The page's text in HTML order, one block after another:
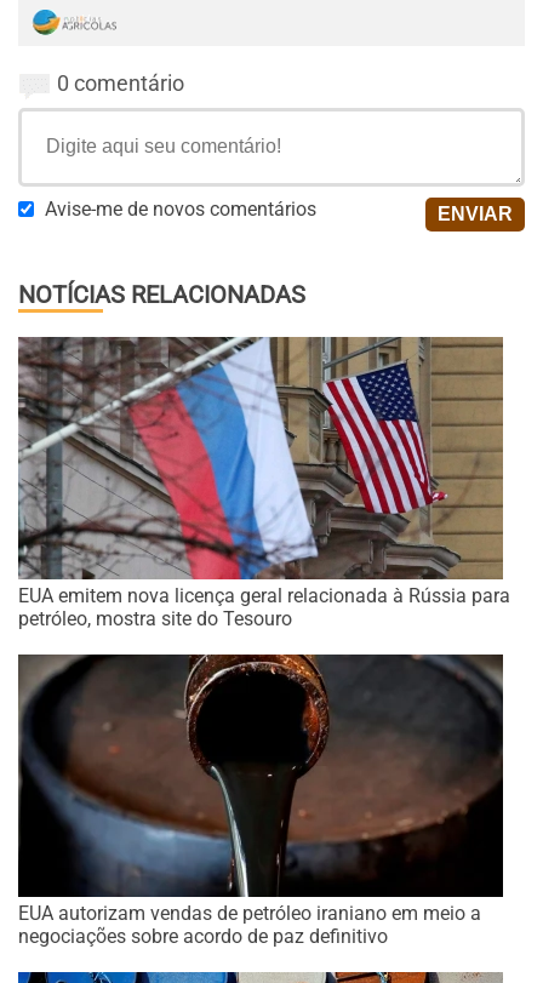
0 comentário
Avise-me de novos comentários
NOTÍCIAS RELACIONADAS
EUA emitem nova licença geral relacionada à Rússia para
petróleo, mostra site do Tesouro
EUA autorizam vendas de petróleo iraniano em meio a
negociações sobre acordo de paz definitivo